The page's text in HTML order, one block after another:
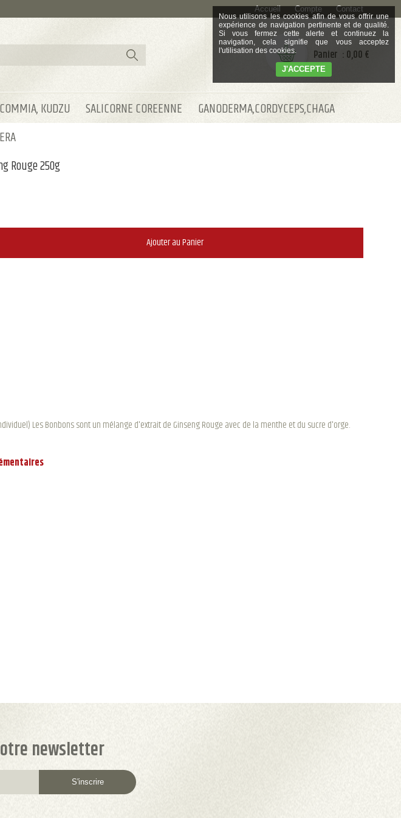
Accueil Compte Contact
: 0,00 €
KUDZU SALICORNE COREENNE
GANODERMA,CORDYCEPS,CHAGA
Rouge 250g
Ajouter au Panier
Les Bonbons sont un mélange d'extrait de Ginseng Rouge avec de la menthe et du sucre d'orge.
newsletter
S'inscrire
Nous utilisons les cookies afin de vous offrir une
expérience de navigation pertinente et de qualité.
Si vous fermez cette alerte et continuez la
navigation, cela signifie que vous acceptez
l'utilisation des cookies.
J'ACCEPTE